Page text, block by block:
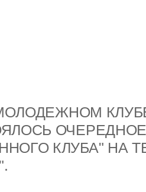
МОЛОДЕЖНОМ
КЛУБА" НА